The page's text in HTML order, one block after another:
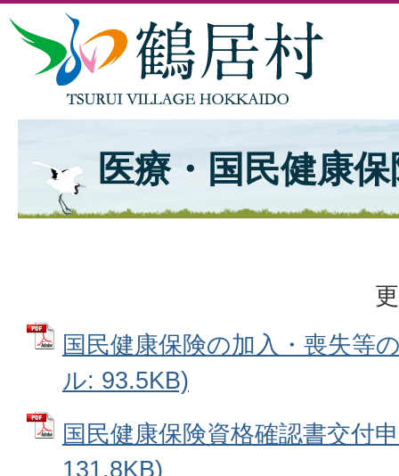
医療・国民健康保
国民健康保険の加入・喪失等
ル: 93.5KB)
国民健康保険資格確認書交付
131.8KB)